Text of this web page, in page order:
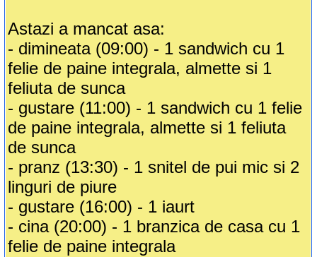
Astazi a mancat asa:
- dimineata (09:00) - 1 sandwich cu 1
felie de paine integrala, almette si 1
feliuta de sunca
- gustare (11:00) - 1 sandwich cu 1 felie
de paine integrala, almette si 1 feliuta
de sunca
- pranz (13:30) - 1 snitel de pui mic si 2
linguri de piure
- gustare (16:00) - 1 iaurt
- cina (20:00) - 1 branzica de casa cu 1
felie de paine integrala